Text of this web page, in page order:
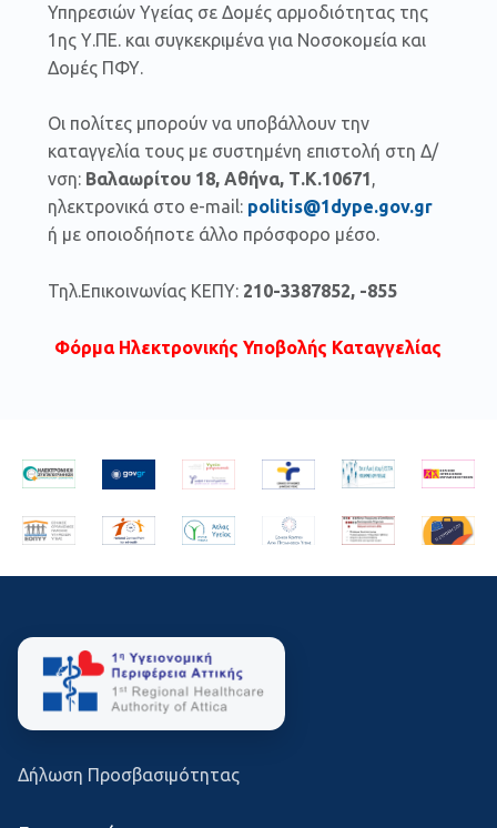
Υπηρεσιών Υγείας σε Δομές αρμοδιότητας της
1ης Υ.ΠΕ. και συγκεκριμένα για Νοσοκομεία και
Δομές ΠΦΥ.
Οι πολίτες μπορούν να υποβάλλουν την
καταγγελία τους με συστημένη επιστολή στη Δ/
νση: Βαλαωρίτου 18, Αθήνα, Τ.Κ.10671 ,
ηλεκτρονικά στο e-mail: politis@1 dype.gov.gr
ή με οποιοδήποτε άλλο πρόσφορο μέσο.
Τηλ.Επικοινωνίας ΚΕΠΥ: 210-3387852, -855
Φόρμα Ηλεκτρονικής Υποβολής Καταγγελίας
Δήλωση Προσβασιμότητας